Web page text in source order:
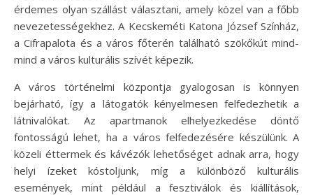
érdemes olyan szállást választani, amely közel van a főbb
nevezetességekhez. A Kecskeméti Katona József Színház,
a Cifrapalota és a város főterén található szökőkút mind-
mind a város kulturális szívét képezik.
A város történelmi központja gyalogosan is könnyen
bejárható, így a látogatók kényelmesen felfedezhetik a
látnivalókat. Az apartmanok elhelyezkedése döntő
fontosságú lehet, ha a város felfedezésére készülünk. A
közeli éttermek és kávézók lehetőséget adnak arra, hogy
helyi ízeket kóstoljunk, míg a különböző kulturális
események, mint például a fesztiválok és kiállítások,